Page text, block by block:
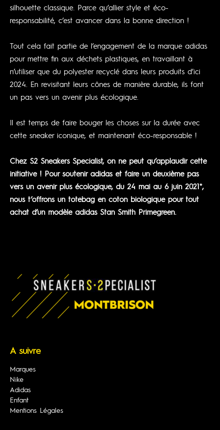
silhouette classique. Parce qu’allier style et éco-
responsabilité, c’est avancer dans la bonne direction !
Tout cela fait partie de l’engagement de la marque adidas
pour mettre fin aux déchets plastiques, en travaillant à
n’utiliser que du polyester recyclé dans leurs produits d’ici
2024. En revisitant leurs cônes de manière durable, ils font
un pas vers un avenir plus écologique.
Il est temps de faire bouger les choses sur la durée avec
cette sneaker iconique, et maintenant éco-responsable !
Chez S2 Sneakers Specialist, on ne peut qu’applaudir cette
initiative ! Pour soutenir adidas et faire un deuxième pas
vers un avenir plus écologique, du 24 mai au 6 juin 2021*,
nous t’offrons un totebag en coton biologique pour tout
achat d’un modèle adidas Stan Smith Primegreen.
A suivre
Marques
Nike
Adidas
Enfant
Mentions Légales